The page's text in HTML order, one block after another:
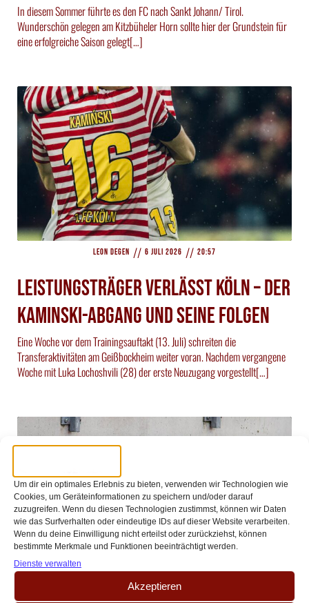
Um dir ein optimales Erlebnis zu bieten, verwenden wir Technologien wie
Cookies, um Geräteinformationen zu speichern und/oder darauf
zuzugreifen. Wenn du diesen Technologien zustimmst, können wir Daten
wie das Surfverhalten oder eindeutige IDs auf dieser Website verarbeiten.
Wenn du deine Einwilligung nicht erteilst oder zurückziehst, können
bestimmte Merkmale und Funktionen beeinträchtigt werden.
Dienste verwalten
Akzeptieren
In diesem Sommer führte es den FC nach Sankt Johann/ Tirol.
Wunderschön gelegen am Kitzbüheler Horn sollte hier der Grundstein für
eine erfolgreiche Saison gelegt[…]
Leon Degen // 6 Juli 2026 // 20:57
Leistungsträger verlässt Köln – Der
Kaminski-Abgang und seine Folgen
Eine Woche vor dem Trainingsauftakt (13. Juli) schreiten die
Transferaktivitäten am Geißbockheim weiter voran. Nachdem vergangene
Woche mit Luka Lochoshvili (28) der erste Neuzugang vorgestellt[…]
Tobias Hickertz // 16 Juni 2026